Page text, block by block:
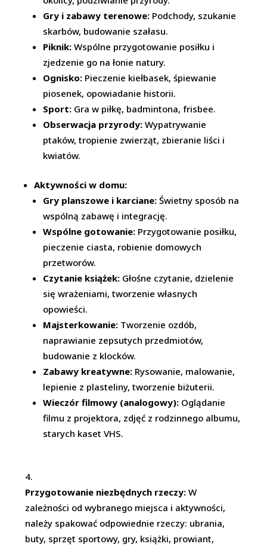
Gry i zabawy terenowe: Podchody, szukanie
skarbów, budowanie szałasu.
Piknik: Wspólne przygotowanie posiłku i
zjedzenie go na łonie natury.
Ognisko: Pieczenie kiełbasek, śpiewanie
piosenek, opowiadanie historii.
Sport: Gra w piłkę, badmintona, frisbee.
Obserwacja przyrody: Wypatrywanie
ptaków, tropienie zwierząt, zbieranie liści i
kwiatów.
Aktywności w domu:
Gry planszowe i karciane: Świetny sposób na
wspólną zabawę i integrację.
Wspólne gotowanie: Przygotowanie posiłku,
pieczenie ciasta, robienie domowych
przetworów.
Czytanie książek: Głośne czytanie, dzielenie
się wrażeniami, tworzenie własnych
opowieści.
Majsterkowanie: Tworzenie ozdób,
naprawianie zepsutych przedmiotów,
budowanie z klocków.
Zabawy kreatywne: Rysowanie, malowanie,
lepienie z plasteliny, tworzenie biżuterii.
Wieczór filmowy (analogowy): Oglądanie
filmu z projektora, zdjęć z rodzinnego albumu,
starych kaset VHS.
Przygotowanie niezbędnych rzeczy: W
zależności od wybranego miejsca i aktywności,
należy spakować odpowiednie rzeczy: ubrania,
buty, sprzęt sportowy, gry, książki, prowiant,